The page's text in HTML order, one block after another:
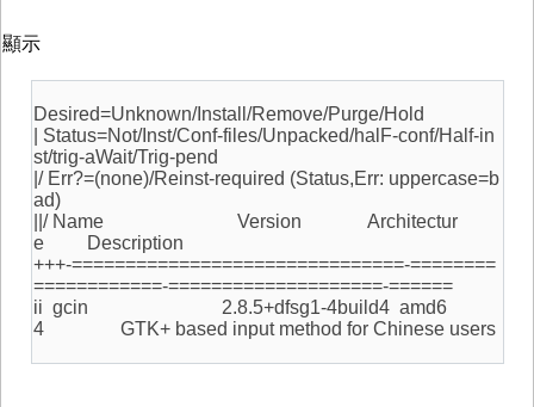
顯示
Desired=Unknown/Install/Remove/Purge/Hold
| Status=Not/Inst/Conf-files/Unpacked/halF-conf/Half-in
st/trig-aWait/Trig-pend
|/ Err?=(none)/Reinst-required (Status,Err: uppercase=b
ad)
||/ Name Version Architectur
e Description
+++-===============================-========
============-====================-======
ii gcin 2.8.5+dfsg1-4build4 amd6
4 GTK+ based input method for Chinese users